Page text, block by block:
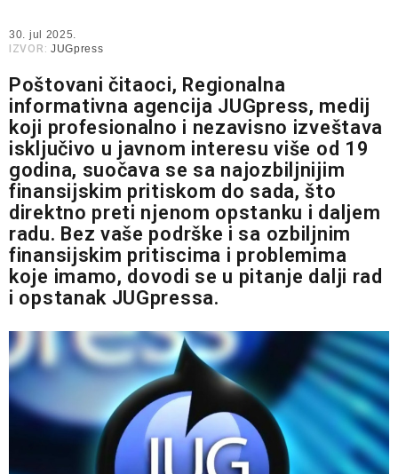
30. jul 2025.
IZVOR: JUGpress
Poštovani čitaoci, Regionalna
informativna agencija JUGpress, medij
koji profesionalno i nezavisno izveštava
isključivo u javnom interesu više od 19
godina, suočava se sa najozbiljnijim
finansijskim pritiskom do sada, što
direktno preti njenom opstanku i daljem
radu. Bez vaše podrške i sa ozbiljnim
finansijskim pritiscima i problemima
koje imamo, dovodi se u pitanje dalji rad
i opstanak JUGpressa.